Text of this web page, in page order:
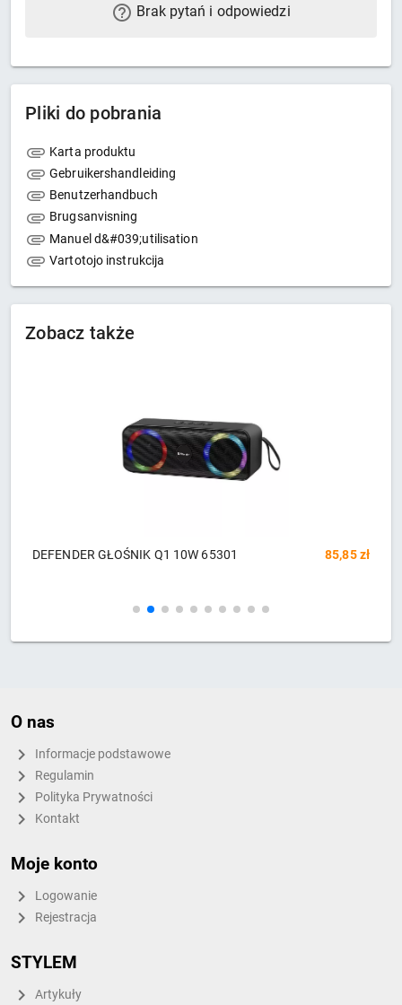
Brak pytań i odpowiedzi
Pliki do pobrania
Karta produktu
Gebruikershandleiding
Benutzerhandbuch
Brugsanvisning
Manuel d&#039;utilisation
Vartotojo instrukcija
Zobacz także
Głośnik Bluetooth Havit M69 (czarny) 204,98 zł
O nas
Informacje podstawowe
Regulamin
Polityka Prywatności
Kontakt
Moje konto
Logowanie
Rejestracja
STYLEM
Artykuły